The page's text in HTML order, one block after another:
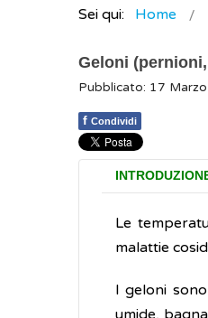
Sei qui: Home
Geloni
Pubblicato: 17
f Condividi
Le
malattie
I geloni
umide,